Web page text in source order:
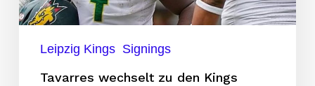
Leipzig Kings Signings
Tavarres wechselt zu den Kings